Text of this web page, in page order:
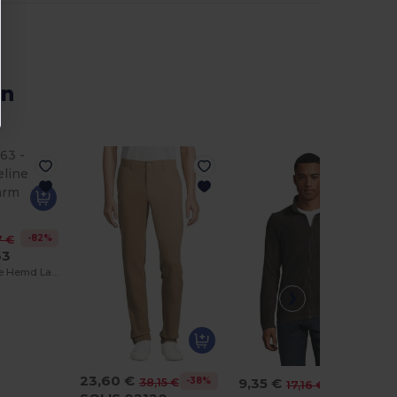
€ -82%
23,60 € 38,15 € -38% 9,35 € 17,16 €